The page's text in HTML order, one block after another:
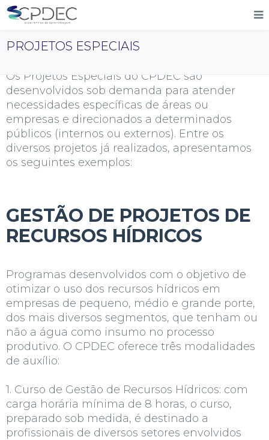
PROJETOS ESPECIAIS
Os Projetos Especiais do CPDEC são
desenvolvidos sob demanda para atender
necessidades específicas de áreas ou
empresas e direcionados a determinados
públicos (internos ou externos). Entre os
diversos projetos já realizados, apresentamos
os seguintes exemplos:
GESTÃO DE PROJETOS DE
RECURSOS HÍDRICOS
Programas desenvolvidos com o objetivo de
otimizar o uso dos recursos hídricos em
empresas de pequeno, médio e grande porte,
dos mais diversos segmentos, que tenham ou
não a água como insumo no processo
produtivo. O CPDEC oferece três modalidades
de auxílio:
1. Curso de Gestão de Recursos Hídricos: com
carga horária mínima de 8 horas, o curso,
preparado sob medida, é destinado a
profissionais de diversos setores envolvidos